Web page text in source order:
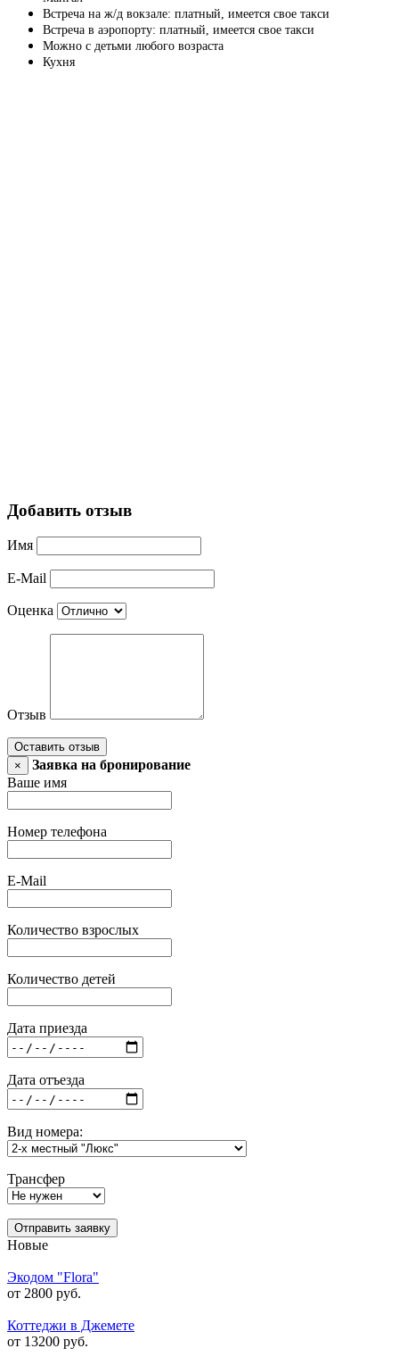
Встреча на ж/д вокзале: платный, имеется свое такси
Встреча в аэропорту: платный, имеется свое такси
Можно с детьми любого возраста
Кухня
Добавить отзыв
Имя
E-Mail
Оценка
Отзыв
Оставить отзыв
×
Заявка на бронирование
Ваше имя
Номер телефона
E-Mail
Количество взрослых
Количество детей
Дата приезда
Дата отъезда
Вид номера:
Трансфер
Отправить заявку
Новые
Экодом "Flora"
от 2800 руб.
Коттеджи в Джемете
от 13200 руб.